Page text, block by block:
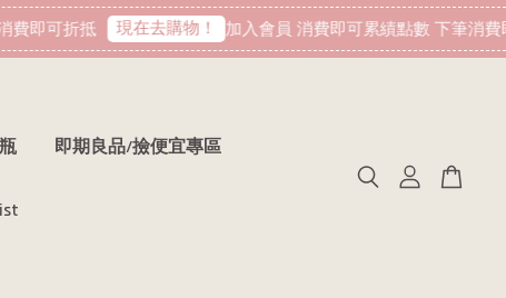
即可折抵 現在去購物！ 加入會員 消費即可累績點數 下筆消費即
即期良品/撿便宜專區